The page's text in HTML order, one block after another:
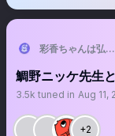
彩香ちゃんは弘
鯛野ニッケ先生
3.5k tuned in Aug 11,
+2